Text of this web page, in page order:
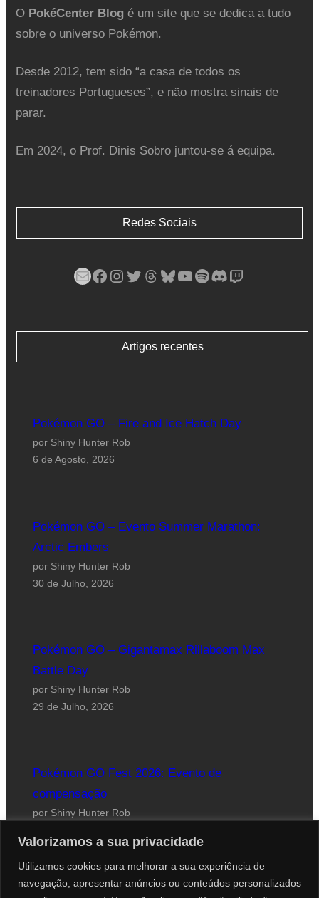
Valorizamos a sua privacidade
Utilizamos cookies para melhorar a sua experiência de
navegação, apresentar anúncios ou conteúdos personalizados
O PokéCenter Blogé um site que se dedica a tudo
sobre o universo Pokémon.
Desde 2012, tem sido “a casa de todos os
treinadores Portugueses”, e não mostra sinais de
parar.
Em 2024, o Prof. Dinis Sobro juntou-se á equipa.
Redes Sociais
Mail Facebook Instagram Twitter Threads Bluesky YouTube Spotify Discord Twitch
Artigos recentes
Pokémon GO – Fire and Ice Hatch Day
por Shiny Hunter Rob
6 de Agosto, 2026
Pokémon GO – Evento Summer Marathon:
Arctic Embers
por Shiny Hunter Rob
30 de Julho, 2026
Pokémon GO – Gigantamax Rillaboom Max
Battle Day
por Shiny Hunter Rob
29 de Julho, 2026
Pokémon GO Fest 2026: Evento de
compensação
por Shiny Hunter Rob